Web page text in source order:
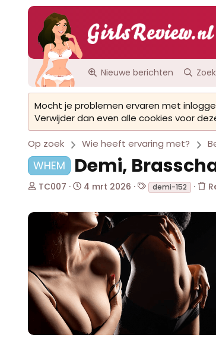
Nieuwe berichten
Mocht je problemen ervaren met
Verwijder dan even alle cookies voor
Op zoek Wie heeft ervaring met?
WHEM Demi,
O
r
p
s
t
a
t
TC007
S
r
t
d
a
t
m
4 mrt 2026
T
a
s
demi-152